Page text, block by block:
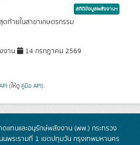
สถิติข้อมูลพลังงานฯ
ท้ายในสาขาเกษตรกรรม
งาน 14 กรกฎาคม 2569
(ให้ดู คู่มือ API).
ทนและอนุรักษ์พลังงาน (พพ.) กระทรวง
พระรามที่ 1 เขตปทุมวัน กรุงเทพมหานคร